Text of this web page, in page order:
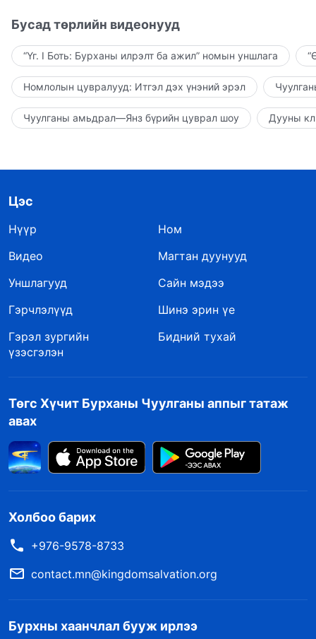
Бусад төрлийн видеонууд
“Үг. I Боть: Бурханы илрэлт ба ажил” номын уншлага
Номлолын цувралууд: Итгэл дэх үнэний эрэл
Чуулганы амьдрал—Янз бүрийн цуврал шоу Дууны
Цэс
Нүүр
Ном
Видео
Магтан дуунууд
Уншлагууд
Сайн мэдээ
Гэрчлэлүүд
Шинэ эрин үе
Гэрэл зургийн
үзэсгэлэн
Бидний тухай
Төгс Хүчит Бурханы Чуулганы аппыг татаж
авах
Холбоо барих
+976-9578-8733
contact.mn@kingdomsalvation.org
Бурхны хаанчлал бууж ирлээ